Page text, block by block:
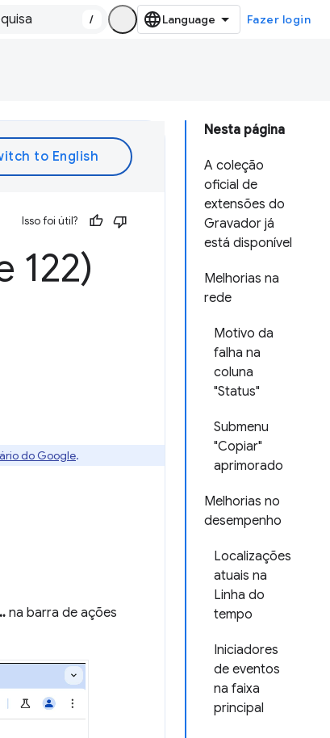
/ Fazer login
Nesta página
A coleção
oficial de
extensões do
Gravador já
está disponível
Melhorias na
rede
Motivo da
falha na
coluna
"Status"
Submenu
"Copiar"
aprimorado
Melhorias no
desempenho
Localizações
atuais na
Linha do
tempo
Iniciadores
de eventos
na faixa
principal
Isso foi útil?
122)
do Google.
na barra de ações